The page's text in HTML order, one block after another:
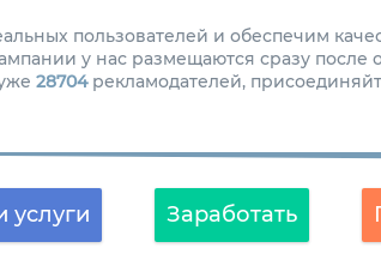
пользователей и обеспечим
у нас размещаются сразу после
28704рекламодателей,
услуги Заработать